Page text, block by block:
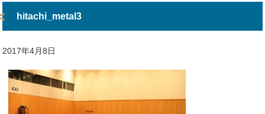
hitachi_metal3
2017年4月8日